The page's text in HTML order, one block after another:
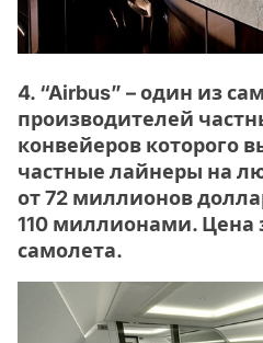
4. “Airbus” – один из
производителей
конвейеров которого
частные лайнеры на
от 72 миллионов
110 миллионами. Цена
самолета.